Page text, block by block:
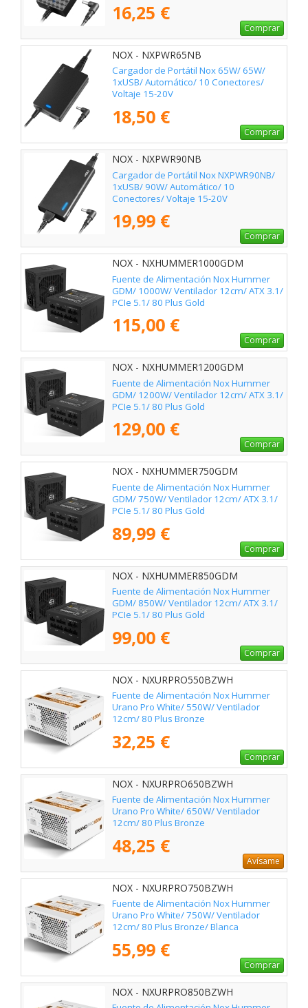
16,25 €
Comprar
NOX - NXPWR65NB
Cargador de Portátil Nox 65W/ 65W/
1xUSB/ Automático/ 10 Conectores/
Voltaje 15-20V
18,50 €
Comprar
NOX - NXPWR90NB
Cargador de Portátil Nox NXPWR90NB/
1xUSB/ 90W/ Automático/ 10
Conectores/ Voltaje 15-20V
19,99 €
Comprar
NOX - NXHUMMER1000GDM
Fuente de Alimentación Nox Hummer
GDM/ 1000W/ Ventilador 12cm/ ATX 3.1/
PCIe 5.1/ 80 Plus Gold
115,00 €
Comprar
NOX - NXHUMMER1200GDM
Fuente de Alimentación Nox Hummer
GDM/ 1200W/ Ventilador 12cm/ ATX 3.1/
PCIe 5.1/ 80 Plus Gold
129,00 €
Comprar
NOX - NXHUMMER750GDM
Fuente de Alimentación Nox Hummer
GDM/ 750W/ Ventilador 12cm/ ATX 3.1/
PCIe 5.1/ 80 Plus Gold
89,99 €
Comprar
NOX - NXHUMMER850GDM
Fuente de Alimentación Nox Hummer
GDM/ 850W/ Ventilador 12cm/ ATX 3.1/
PCIe 5.1/ 80 Plus Gold
99,00 €
Comprar
NOX - NXURPRO550BZWH
Fuente de Alimentación Nox Hummer
Urano Pro White/ 550W/ Ventilador
12cm/ 80 Plus Bronze
32,25 €
Comprar
NOX - NXURPRO650BZWH
Fuente de Alimentación Nox Hummer
Urano Pro White/ 650W/ Ventilador
12cm/ 80 Plus Bronze
48,25 €
Avísame
NOX - NXURPRO750BZWH
Fuente de Alimentación Nox Hummer
Urano Pro White/ 750W/ Ventilador
12cm/ 80 Plus Bronze/ Blanca
55,99 €
Comprar
NOX - NXURPRO850BZWH